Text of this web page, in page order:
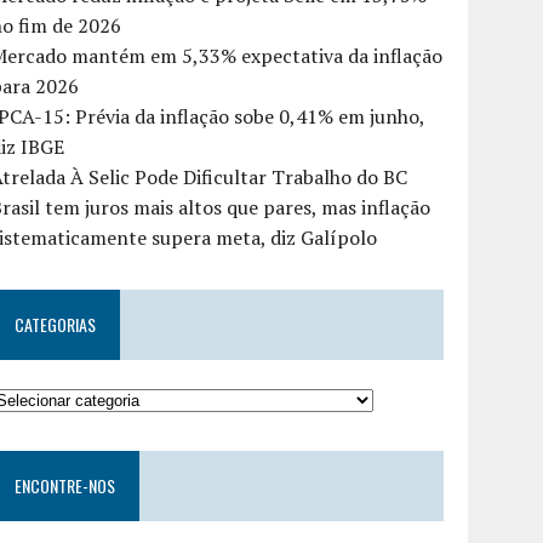
fim de 2026
mantém em 5,33% expectativa da inflação
2026
15: Prévia da inflação sobe 0,41% em junho,
IBGE
À Selic Pode Dificultar Trabalho do BC
tem juros mais altos que pares, mas inflação
supera meta, diz Galípolo
CATEGORIAS
ENCONTRE-NOS